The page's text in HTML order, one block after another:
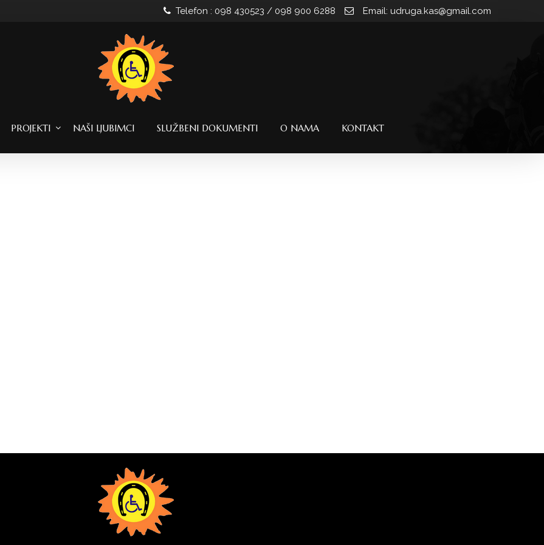
Telefon : 098 430523 / 098 900 6288 Email: udruga.kas@gmail.com
PROJEKTI NAŠI LJUBIMCI SLUŽBENI DOKUMENTI O NAMA KONTAKT